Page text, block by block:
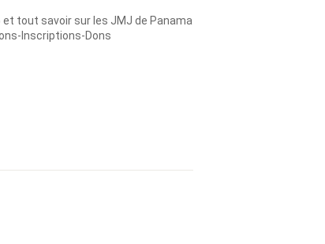
et tout savoir sur les JMJ de Panama
Inscriptions-Dons